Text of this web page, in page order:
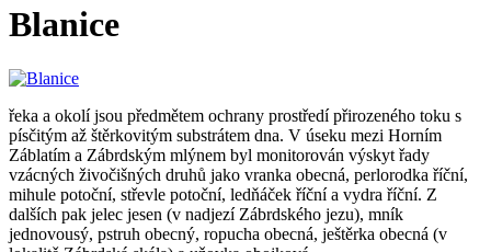
Blanice
řeka a okolí jsou předmětem ochrany prostředí přirozeného toku s
písčitým až štěrkovitým substrátem dna. V úseku mezi Horním
Záblatím a Zábrdským mlýnem byl monitorován výskyt řady
vzácných živočišných druhů jako vranka obecná, perlorodka říční,
mihule potoční, střevle potoční, ledňáček říční a vydra říční. Z
dalších pak jelec jesen (v nadjezí Zábrdského jezu), mník
jednovousý, pstruh obecný, ropucha obecná, ještěrka obecná (v